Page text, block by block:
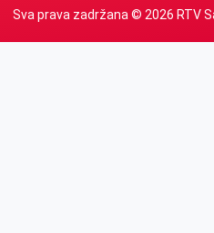
Sva prava zadržana © 2026 RTV